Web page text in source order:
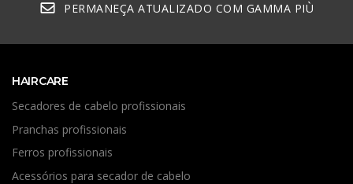
PERMANEÇA ATUALIZADO COM GAMMA PIÙ
HAIRCARE
Secadores de cabelo profissionais
Pranchas profissionais
Ferros profissionais
Acessórios para secador de cabelo